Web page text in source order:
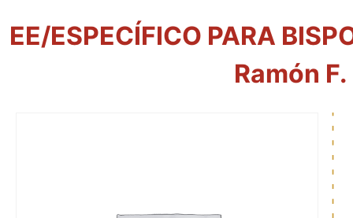
EE/ESPECÍFICO PARA
Ramón